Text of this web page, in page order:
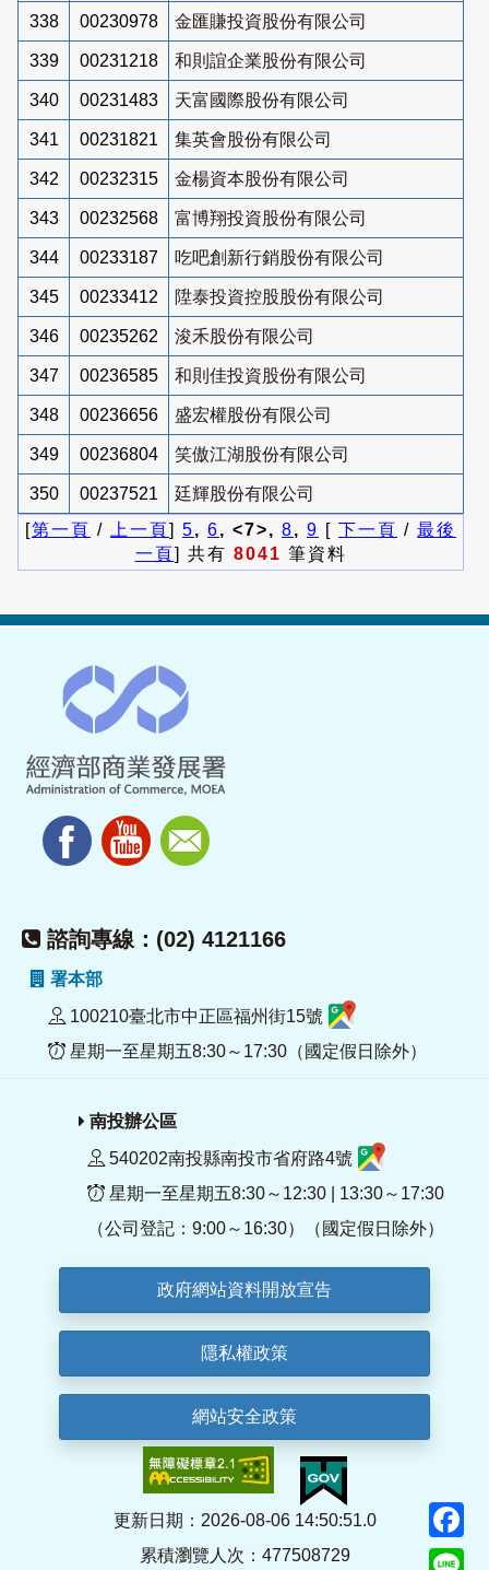
338 00230978 金匯賺投資股份有限公司
339 00231218 和則誼企業股份有限公司
340 00231483 天富國際股份有限公司
341 00231821 集英會股份有限公司
342 00232315 金楊資本股份有限公司
343 00232568 富博翔投資股份有限公司
344 00233187 吃吧創新行銷股份有限公司
345 00233412 陞泰投資控股股份有限公司
346 00235262 浚禾股份有限公司
347 00236585 和則佳投資股份有限公司
348 00236656 盛宏權股份有限公司
349 00236804 笑傲江湖股份有限公司
350 00237521
廷輝股份有限公司
[第一頁 / 上一頁] 5, 6, <7>, 8, 9 [ 下一頁 / 最後
一頁] 共有 8041 筆資料
諮詢專線：(02) 4121166
署本部
100210臺北市中正區福州街15號
星期一至星期五8:30～17:30（國定假日除外）
南投辦公區
540202南投縣南投市省府路4號
星期一至星期五8:30～12:30 | 13:30～17:30
（公司登記：9:00～16:30）（國定假日除外）
政府網站資料開放宣告
隱私權政策
網站安全政策
更新日期：2026-08-06 14:50:51.0
累積瀏覽人次：477508729